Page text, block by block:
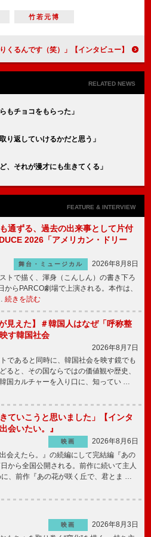
竹若元博
【インタビュー】NHK連続テレビ小説「カムカムエヴリバディ」上白石萌音「私は現代劇よりも、昭和以前の役の方がしっくりくるんです（笑）」
RELATED NEWS
チョコをもらった」
返していけるかだと思う」
、それが漫才にも生きてくる」
FEATURE & INTERVIEW
通ずる、過去の出来事として片付
2026「アメリカン・ドリー
舞台・ミュージカル
2026年8月8日
で描く、渾身（こんしん）の書き下ろ
らPARCO劇場で上演される。本作は、
続きを読む
見えた】＃韓国人はなぜ「呼称整
す韓国社会
2026年8月7日
あると同時に、韓国社会を映す鏡でも
ると、その国ならではの価値観や歴史、
国カルチャーを入り口に、知ってい …
ていこうと思いました」【インタ
会いたい。』
映画
2026年8月6日
えたら。』の続編にして完結編『あの
から全国公開される。前作に続いて主人
、前作『あの花が咲く丘で、君とま …
映画
2026年8月3日